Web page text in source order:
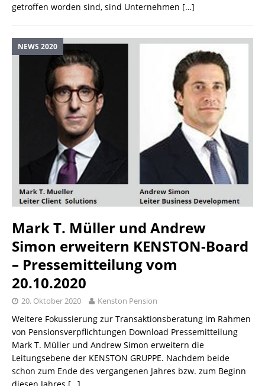
getroffen worden sind, sind Unternehmen […]
NEWS 2020
Mark T. Müller und Andrew
Simon erweitern KENSTON-Board
– Pressemitteilung vom
20.10.2020
20. Oktober 2020 Kenston Pension
Weitere Fokussierung zur Transaktionsberatung im Rahmen
von Pensionsverpflichtungen Download Pressemitteilung
Mark T. Müller und Andrew Simon erweitern die
Leitungsebene der KENSTON GRUPPE. Nachdem beide
schon zum Ende des vergangenen Jahres bzw. zum Beginn